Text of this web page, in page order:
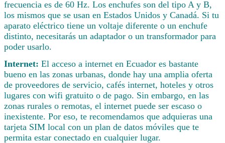
frecuencia es de 60 Hz. Los enchufes son del tipo A y B,
los mismos que se usan en Estados Unidos y Canadá. Si tu
aparato eléctrico tiene un voltaje diferente o un enchufe
distinto, necesitarás un adaptador o un transformador para
poder usarlo.
Internet: El acceso a internet en Ecuador es bastante
bueno en las zonas urbanas, donde hay una amplia oferta
de proveedores de servicio, cafés internet, hoteles y otros
lugares con wifi gratuito o de pago. Sin embargo, en las
zonas rurales o remotas, el internet puede ser escaso o
inexistente. Por eso, te recomendamos que adquieras una
tarjeta SIM local con un plan de datos móviles que te
permita estar conectado en cualquier lugar.